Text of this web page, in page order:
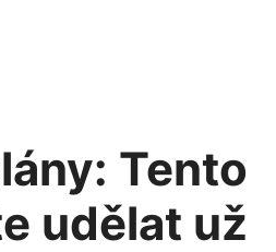
Tento
udělat už